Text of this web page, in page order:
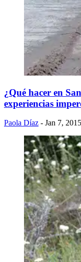
¿Qué hacer en
experiencias
Paola Díaz - Jan 7, 2015